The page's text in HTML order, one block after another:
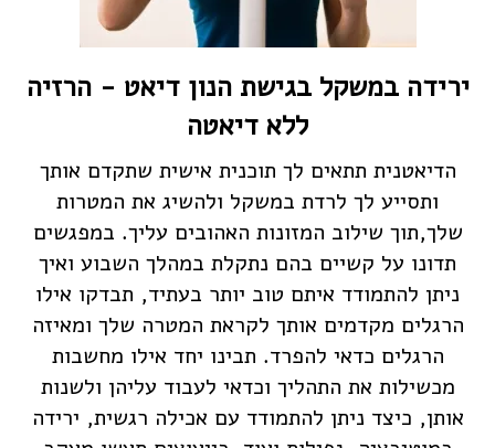
ירידה במשקל בגישת הנון דיאט - הרזיה
ללא דיאטה
הדיאטנית תתאים לך תוכנית אישית שתקדם אותך
ותסייע לך לרדת במשקל ולהשיג את המטרות
שלך,תוך שילוב המזונות האהובים עליך. במפגשים
תדונו על קשיים בהם נתקלת במהלך השבוע ואיך
ניתן להתמודד איתם טוב יותר בעתיד, תבדקו אילו
הרגלים מקדמים אותך לקראת המטרה שלך ומאיזה
הרגלים כדאי להפרד. תבינו יחד אילו מחשבות
מכשילות את התהליך וכדאי לעבוד עליהן ולשנות
אותן, כיצד ניתן להתמודד עם אכילה רגשית, ירידה